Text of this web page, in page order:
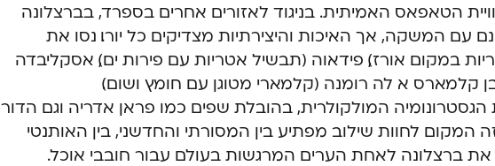
הטאפאס האמיתית. בניגוד לאזורים אחרים בספרד, בברצלונה
עם המשקה, אך האיכות והיצירתיות מצדיקים כל יורו. נסו את
במקום אורז), פידאוה (תבשיל אטריות עם פירות ים), אסקליבדה
קלמארס א לה רומנה (קלמארי מטוגן עם חומץ ושום).
הגסטרונומיה המולקולרית, בהובלת שפים כמו פראן אדריה וגם הדור
המקום לחוות שילוב מפתיע בין המסורתי והחדשני, בין האותנטי
ברצלונה לאחת הערים המרגשות בעולם עבור חובבי אוכל.